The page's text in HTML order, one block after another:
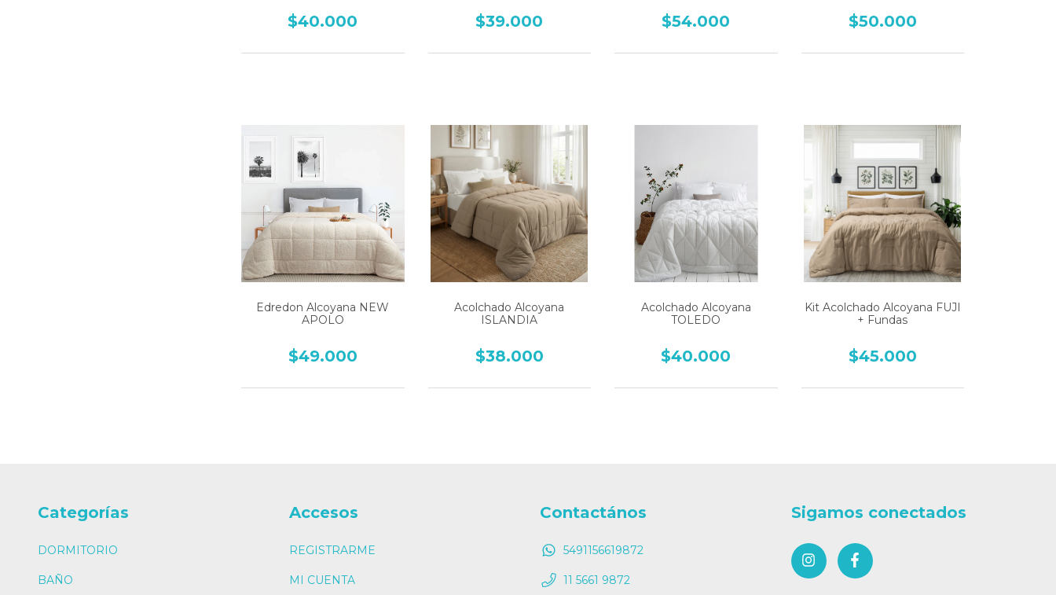
$40.000 $39.000 $54.000 $50.000
Edredon Alcoyana NEW
APOLO
$49.000
Acolchado Alcoyana
ISLANDIA
$38.000
Acolchado Alcoyana
TOLEDO
$40.000
Kit Acolchado Alcoyana FUJI
+ Fundas
$45.000
Categorías
DORMITORIO
BAÑO
Accesos
REGISTRARME
MI CUENTA
Contactános
5491156619872
11 5661 9872
Sigamos conectados